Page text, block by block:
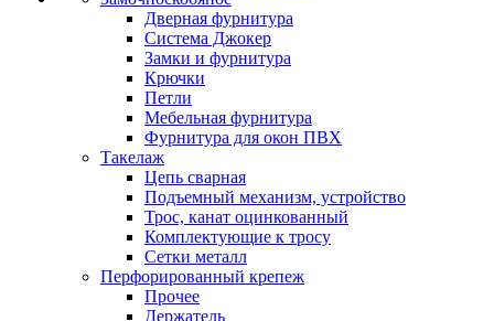
Дверная фурнитура
Система Джокер
Замки и фурнитура
Крючки
Петли
Мебельная фурнитура
Фурнитура для окон ПВХ
Такелаж
Цепь сварная
Подъемный механизм, устройство
Трос, канат оцинкованный
Комплектующие к тросу
Сетки металл
Перфорированный крепеж
Прочее
Держатель